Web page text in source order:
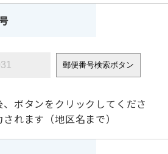
郵便番号検索ボタン
ボタンをクリックしてくださ
れます（地区名まで）